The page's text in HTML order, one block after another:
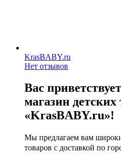
KrasBABY.ru
Нет отзывов
Вас
магазин детских
«KrasBABY.ru»!
Мы предлагаем вам
товаров с доставкой по